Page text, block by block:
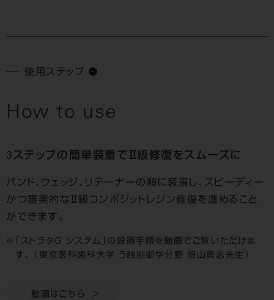
使用ステップ
How to use
3ステップの簡単装着でⅡ級修復をスムーズに
バンド、ウェッジ、リテーナーの順に装着し、スピーディー
かつ審美的なⅡ級コンポジットレジン修復を進めること
ができます。
「ストラタＧ システム」の設置手順を動画でご覧いただけま
す。 （東京医科歯科大学 う蝕制御学分野 畑山貴志先生）
動画はこちら